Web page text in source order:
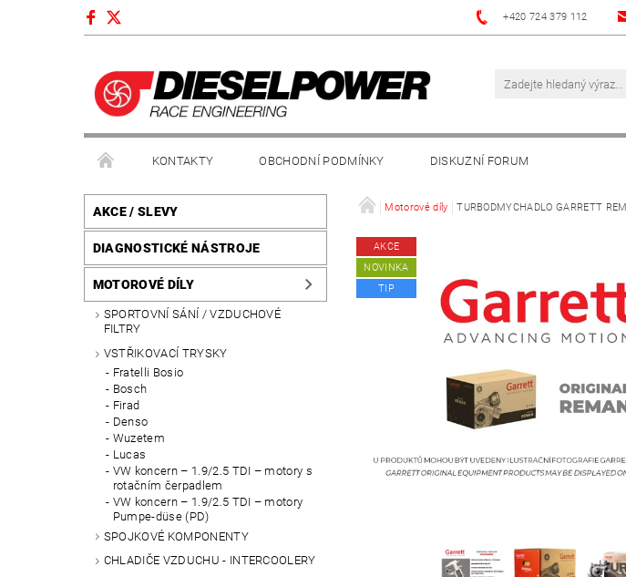
+420 724 379 112
KONTAKTY OBCHODNÍ PODMÍNKY DISKUZNÍ FORUM
AKCE / SLEVY
DIAGNOSTICKÉ NÁSTROJE
MOTOROVÉ DÍLY
SPORTOVNÍ SÁNÍ / VZDUCHOVÉ
FILTRY
VSTŘIKOVACÍ TRYSKY
Fratelli Bosio
Bosch
Firad
Denso
Wuzetem
Lucas
VW koncern – 1.9/2.5 TDI – motory s
rotačním čerpadlem
VW koncern – 1.9/2.5 TDI – motory
Pumpe-düse (PD)
SPOJKOVÉ KOMPONENTY
CHLADIČE VZDUCHU - INTERCOOLERY
Motorové díly TURBODMYCHADLO GARRETT
AKCE
NOVINKA
TIP